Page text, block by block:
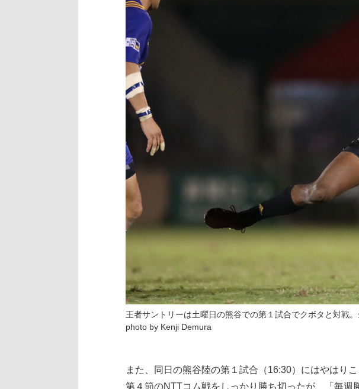
王者サントリーは土曜日の熊谷での第１試合でクボタと対戦
photo by Kenji Demura
また、同日の熊谷陸の第１試合（16:30）にはやはり
第４節のNTTコム戦をしっかり勝ち切ったが、「毎